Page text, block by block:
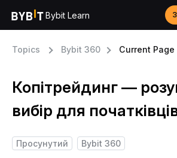
Bybit Learn
Topics Bybit 360 Current Page
Копітрейдинг —
вибір для
Просунутий
Bybit 360